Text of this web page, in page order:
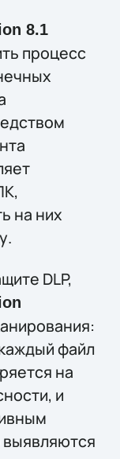
8.1
процесс
на них
DLP,
файл
на
и